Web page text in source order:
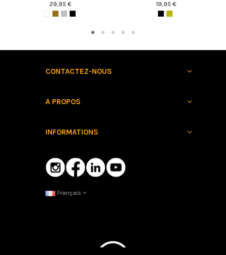
29,95 €
19,95 €
CONTACTEZ-NOUS
A PROPOS
INFORMATIONS
Français